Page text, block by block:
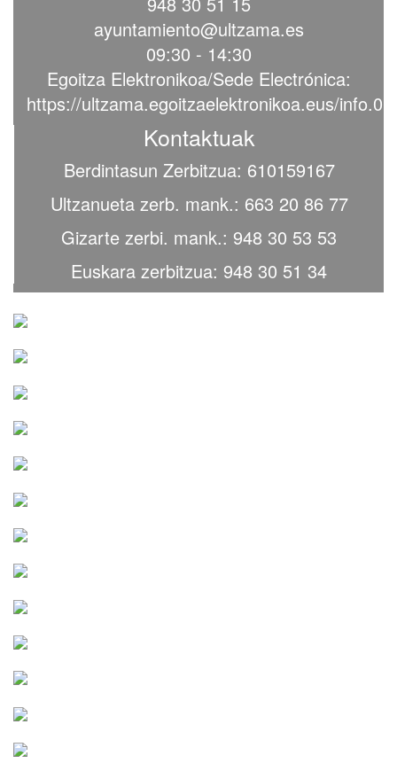
ayuntamiento@ultzama.es
09:30 - 14:30
Egoitza Elektronikoa/Sede Electrónica:
https://ultzama.egoitzaelektronikoa.eus/info.0
Kontaktuak
Berdintasun Zerbitzua: 610159167
Ultzanueta zerb. mank.: 663 20 86 77
Gizarte zerbi. mank.: 948 30 53 53
Euskara zerbitzua: 948 30 51 34